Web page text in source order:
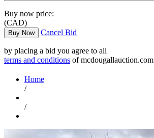
Buy now price:
(CAD)
Buy Now Cancel Bid
by placing a bid you agree to all
terms and conditions of mcdougallauction.com
Home
/
/